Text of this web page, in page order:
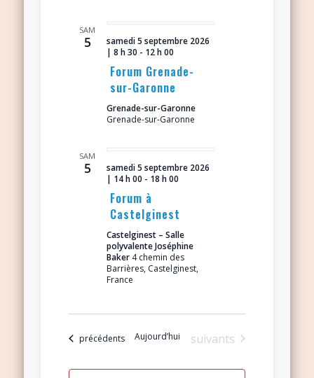
SAM
5
samedi 5 septembre 2026
| 8 h 30 - 12 h 00
Forum Grenade-
sur-Garonne
Grenade-sur-Garonne
Grenade-sur-Garonne
SAM
5
samedi 5 septembre 2026
| 14 h 00 - 18 h 00
Forum à
Castelginest
Castelginest – Salle
polyvalente Joséphine
Baker 4 chemin des
Barrières, Castelginest,
France
Évènements
précédents Aujourd’hui Évènements
suivants